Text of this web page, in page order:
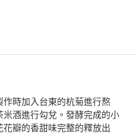
時加入台東的杭菊進行熬
酒進行勾兌。發酵完成的小
瓣的香甜味完整的釋放出